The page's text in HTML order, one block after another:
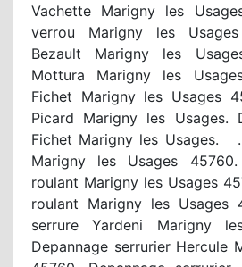
Vachette Marigny les
verrou Marigny les
Bezault Marigny les
Mottura Marigny les
Fichet Marigny les Usages
Picard Marigny les Usages.
Fichet Marigny les Usages.
Marigny les Usages
roulant Marigny les Usages
roulant Marigny les
serrure Yardeni Marigny
Depannage serrurier Hercule